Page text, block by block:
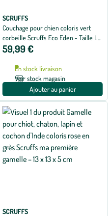
SCRUFFS
Couchage pour chien coloris vert
corbeille Scruffs Eco Eden - Taille L
75 x 60 cm
59,99 €
En stock livraison
Voir stock magasin
Ajouter au panier
SCRUFFS